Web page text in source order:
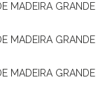
MADEIRA
MADEIRA
MADEIRA